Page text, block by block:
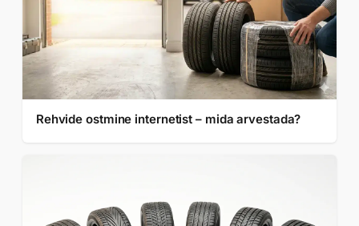
Rehvide ostmine internetist – mida arvestada?